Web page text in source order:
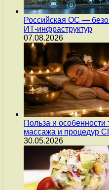
Российская ОС —
ИТ-инфраструктур
07.08.2026
Польза и особенности
массажа и процедур
30.05.2026